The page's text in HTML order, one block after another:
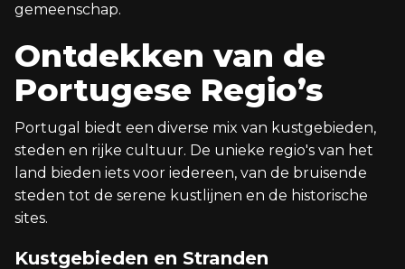
gemeenschap.
Ontdekken van de
Portugese Regio’s
Portugal biedt een diverse mix van kustgebieden,
steden en rijke cultuur. De unieke regio's van het
land bieden iets voor iedereen, van de bruisende
steden tot de serene kustlijnen en de historische
sites.
Kustgebieden en Stranden